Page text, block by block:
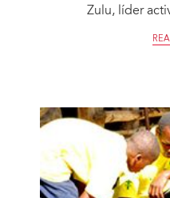
Zulu, líder